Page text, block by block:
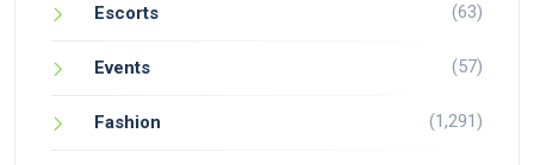
Escorts (63)
Events (57)
Fashion (1,291)